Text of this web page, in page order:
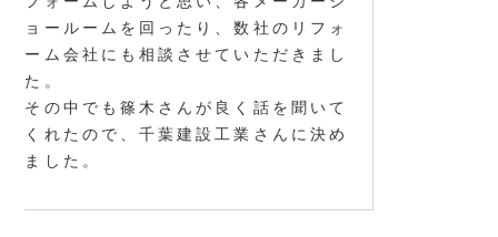
ョールームを回ったり、数社のリフォ
ーム会社にも相談させていただきまし
た。
その中でも篠木さんが良く話を聞いて
くれたので、千葉建設工業さんに決め
ました。